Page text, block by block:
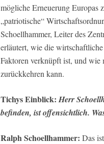
mögliche Erneuerung Europas
„patriotische“
Schoellhammer, Leiter des
erläutert, wie die
Faktoren verknüpft ist, und wie
zurückkehren kann.
Tichys Einblick:Herr
befinden, ist offensichtlich.
Ralph Schoellhammer: Das